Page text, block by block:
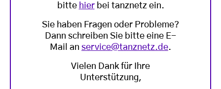
bitte hierbei tanznetz ein.
Sie haben Fragen oder Probleme?
Dann schreiben Sie bitte eine E-
Mail an service@tanznetz.de.
Vielen Dank für Ihre
Unterstützung,